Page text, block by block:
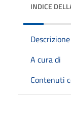
INDICE
Descrizione
A cura di
Contenuti